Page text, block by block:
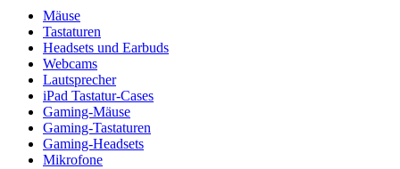
Mäuse
Tastaturen
Headsets und Earbuds
Webcams
Lautsprecher
iPad Tastatur-Cases
Gaming-Mäuse
Gaming-Tastaturen
Gaming-Headsets
Mikrofone